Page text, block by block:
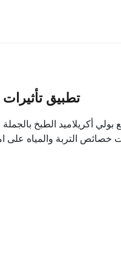
تطبيق
بولي أكريلاميد الطبخ
خصائص التربة والمياه على